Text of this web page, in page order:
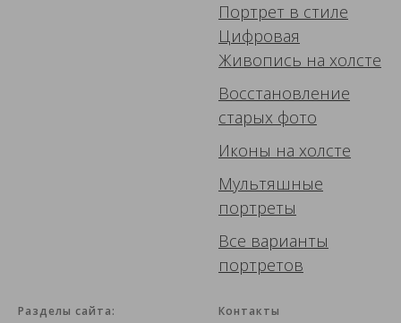
Портрет в стиле
Цифровая
Живопись на холсте
Восстановление
старых фото
Иконы на холсте
Мультяшные
портреты
Все варианты
портретов
Разделы сайта: Контакты